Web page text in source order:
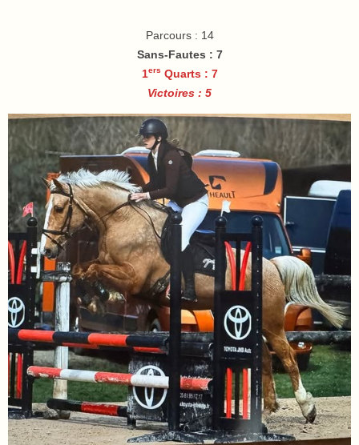
Parcours : 14
Sans-Fautes : 7
1ers Quarts : 7
Victoires : 5